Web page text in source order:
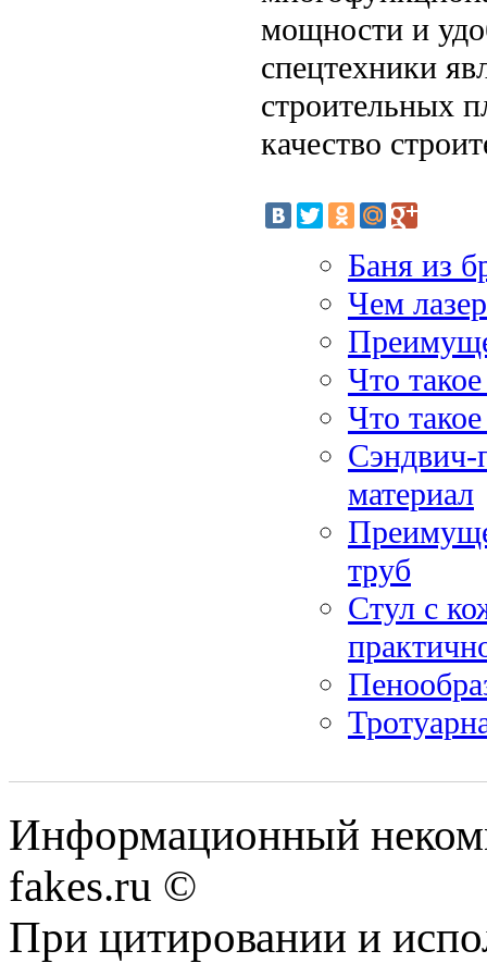
мощности и
спецтехники
строительных
качество
Баня из
Чем
Что
Что
Сэндвич-
материал
труб
Стул с
Информационный
fakes.ru ©
При цитировании и